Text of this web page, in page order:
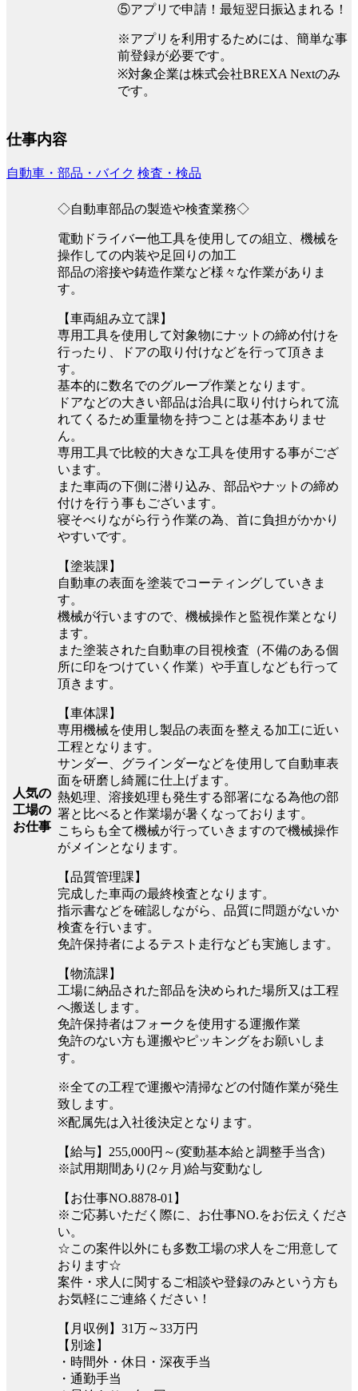
⑤アプリで申請！最短翌日振込まれる！
※アプリを利用するためには、簡単な事
前登録が必要です。
※対象企業は株式会社BREXA Nextのみ
です。
仕事内容
自動車・部品・バイク 検査・検品
人気の
工場の
お仕事
◇自動車部品の製造や検査業務◇
電動ドライバー他工具を使用しての組立、機械を
操作しての内装や足回りの加工
部品の溶接や鋳造作業など様々な作業がありま
す。
【車両組み立て課】
専用工具を使用して対象物にナットの締め付けを
行ったり、ドアの取り付けなどを行って頂きま
す。
基本的に数名でのグループ作業となります。
ドアなどの大きい部品は治具に取り付けられて流
れてくるため重量物を持つことは基本ありませ
ん。
専用工具で比較的大きな工具を使用する事がござ
います。
また車両の下側に潜り込み、部品やナットの締め
付けを行う事もございます。
寝そべりながら行う作業の為、首に負担がかかり
やすいです。
【塗装課】
自動車の表面を塗装でコーティングしていきま
す。
機械が行いますので、機械操作と監視作業となり
ます。
また塗装された自動車の目視検査（不備のある個
所に印をつけていく作業）や手直しなども行って
頂きます。
【車体課】
専用機械を使用し製品の表面を整える加工に近い
工程となります。
サンダー、グラインダーなどを使用して自動車表
面を研磨し綺麗に仕上げます。
熱処理、溶接処理も発生する部署になる為他の部
署と比べると作業場が暑くなっております。
こちらも全て機械が行っていきますので機械操作
がメインとなります。
【品質管理課】
完成した車両の最終検査となります。
指示書などを確認しながら、品質に問題がないか
検査を行います。
免許保持者によるテスト走行なども実施します。
【物流課】
工場に納品された部品を決められた場所又は工程
へ搬送します。
免許保持者はフォークを使用する運搬作業
免許のない方も運搬やピッキングをお願いしま
す。
※全ての工程で運搬や清掃などの付随作業が発生
致します。
※配属先は入社後決定となります。
【給与】255,000円～(変動基本給と調整手当含)
※試用期間あり(2ヶ月)給与変動なし
【お仕事NO.8878-01】
※ご応募いただく際に、お仕事NO.をお伝えくださ
い。
☆この案件以外にも多数工場の求人をご用意して
おります☆
案件・求人に関するご相談や登録のみという方も
お気軽にご連絡ください！
【月収例】31万～33万円
【別途】
・時間外・休日・深夜手当
・通勤手当